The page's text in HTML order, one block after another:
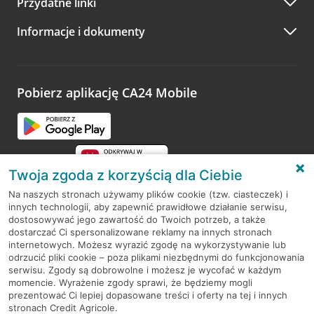
A po wizycie…
Zachęcamy do podzielenia się z nami opinią o wizycie.
opinie.
Informacje i dokumenty
Pobierz aplikację CA24 Mobile
RODO
Regulamin serwisu
Mapa serwisu
PolitykaCookies
Twoja zgoda z korzyścią dla Ciebie
Na naszych stronach używamy plików cookie (tzw. ciasteczek) i
innych technologii, aby zapewnić prawidłowe działanie serwisu,
dostosowywać jego zawartość do Twoich potrzeb, a także
dostarczać Ci spersonalizowane reklamy na innych stronach
internetowych. Możesz wyrazić zgodę na wykorzystywanie lub
odrzucić pliki cookie – poza plikami niezbędnymi do funkcjonowania
serwisu. Zgody są dobrowolne i możesz je wycofać w każdym
momencie. Wyrażenie zgody sprawi, że będziemy mogli
prezentować Ci lepiej dopasowane treści i oferty na tej i innych
stronach Credit Agricole.